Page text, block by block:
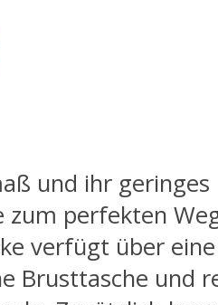
und ihr
zum perfekten
verfügt über
Brusttasche und